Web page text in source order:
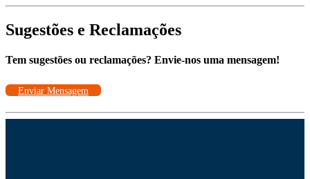
Sugestões e Reclamações
Tem sugestões ou reclamações? Envie-nos uma mensagem!
Enviar Mensagem